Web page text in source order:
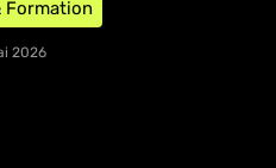
Formation
2026